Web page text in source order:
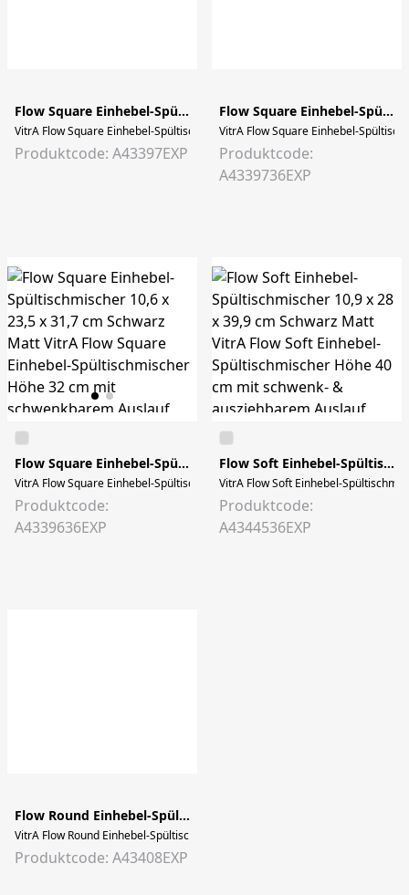
Flow Square Einhebel-Spültischmischer Niederdruck 10,6 x 23,5 x 31,7 cm Chrom
VitrA Flow Square Einhebel-Spültischmischer Niederdruck Höhe 32 cm mit
Produktcode: A43397EXP
Flow Square Einhebel-Spültischmischer Niederdruck 10,6 x 23,5 x 31,7 cm Schwarz Matt
VitrA Flow Square Einhebel-
Produktcode:
A4339736EXP
Flow Square Einhebel-Spültischmischer 10,6 x 23,5 x 31,7 cm Schwarz Matt
VitrA Flow Square Einhebel-Spültischmischer Höhe 32 cm mit
Produktcode:
A4339636EXP
Flow Soft Einhebel-Spültischmischer 10,9 x 28 x 39,9 cm Schwarz Matt
VitrA Flow Soft Einhebel-
Produktcode:
A4344536EXP
Flow Round Einhebel-Spültischmischer Niederdruck 11,8 x 24 x 35,2 cm Chrom
VitrA Flow Round Einhebel-Spültischmischer Niederdruck Höhe 35 cm mit
Produktcode: A43408EXP